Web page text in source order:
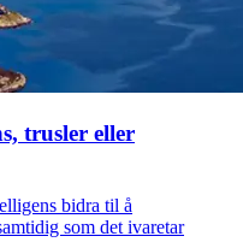
trusler eller
bidra til å
som det ivaretar